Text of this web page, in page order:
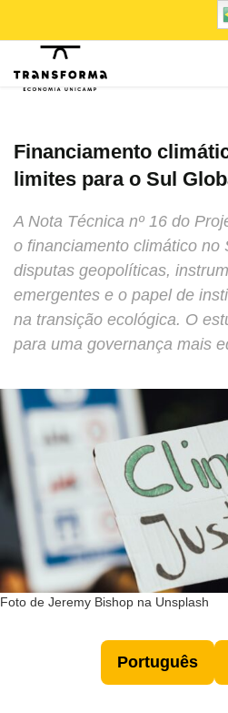
Financiamento
limites para o Sul
A Nota Técnica nº 16 do
o financiamento climático no
disputas geopolíticas,
emergentes e o papel de
na transição ecológica. O
para uma governança mais
Foto de Jeremy Bishop na Unsplash
Português